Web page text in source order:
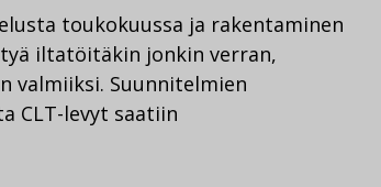
toukokuussa ja rakentaminen
iltatöitäkin jonkin verran,
valmiiksi. Suunnitelmien
CLT-levyt saatiin